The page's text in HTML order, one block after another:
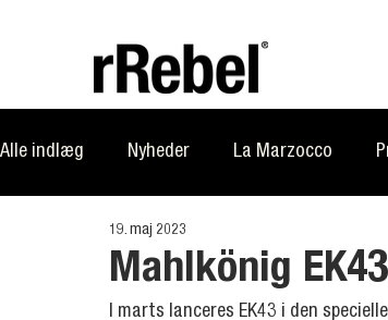
Alle indlæg Nyheder La Marzocco
rRebel Academy
Mahlkönig
19. maj 2023
I marts lanceres EK43 i den